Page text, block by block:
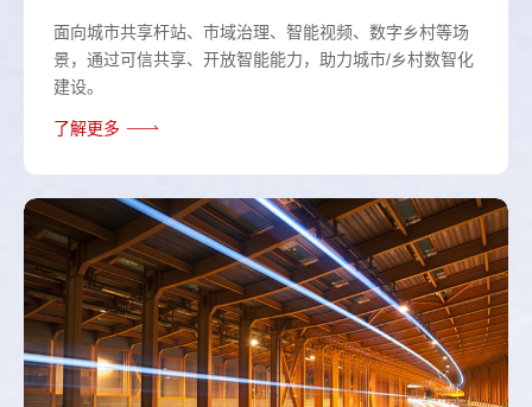
面向城市共享杆站、市域治理、智能视频、数字乡村等场
景，通过可信共享、开放智能能力，助力城市/乡村数智化
建设。
了解更多